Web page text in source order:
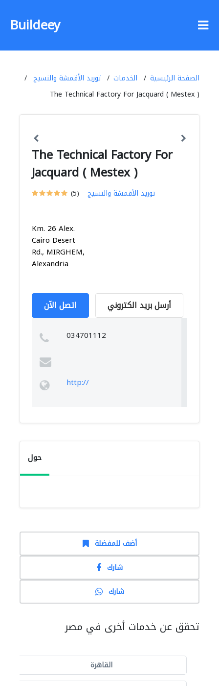
Buildeey
الصفحة الرئيسية الخدمات
توريد الأقمشة والنسيج
The Technical Factory For Jacquard ( Mestex )
The Technical Factory For
Jacquard ( Mestex )
(5) توريد الأقمشة والنسيج
Km. 26 Alex.
Cairo Desert
Rd., MIRGHEM,
Alexandria
اتصل الآن أرسل بريد الكتروني
034701112
http://
حول
أضف للمفضلة
شارك
شارك
تحقق عن خدمات أخرى في مصر
القاهرة